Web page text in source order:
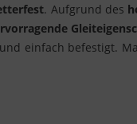
. Aufgrund des
einfach befestigt.